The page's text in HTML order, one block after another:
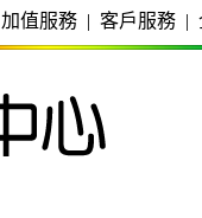
加值服務 | 客戶服務 |